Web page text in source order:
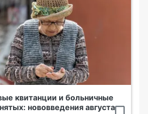
квитанции и больничные
нововведения августа